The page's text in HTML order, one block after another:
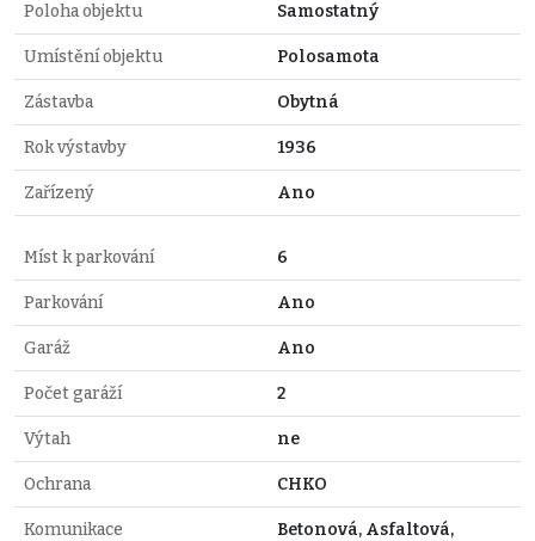
Poloha objektu Samostatný
Umístění objektu Polosamota
Zástavba Obytná
Rok výstavby 1936
Zařízený Ano
Míst k parkování 6
Parkování Ano
Garáž Ano
Počet garáží 2
Výtah ne
Ochrana CHKO
Komunikace Betonová, Asfaltová,